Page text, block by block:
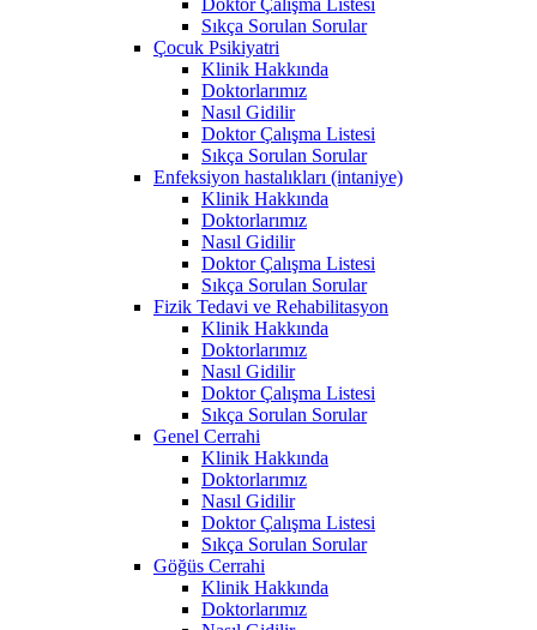
Sıkça Sorulan Sorular
Çocuk Psikiyatri
Klinik Hakkında
Doktorlarımız
Nasıl Gidilir
Doktor Çalışma Listesi
Sıkça Sorulan Sorular
Enfeksiyon hastalıkları (intaniye)
Klinik Hakkında
Doktorlarımız
Nasıl Gidilir
Doktor Çalışma Listesi
Sıkça Sorulan Sorular
Fizik Tedavi ve Rehabilitasyon
Klinik Hakkında
Doktorlarımız
Nasıl Gidilir
Doktor Çalışma Listesi
Sıkça Sorulan Sorular
Genel Cerrahi
Klinik Hakkında
Doktorlarımız
Nasıl Gidilir
Doktor Çalışma Listesi
Sıkça Sorulan Sorular
Göğüs Cerrahi
Klinik Hakkında
Doktorlarımız